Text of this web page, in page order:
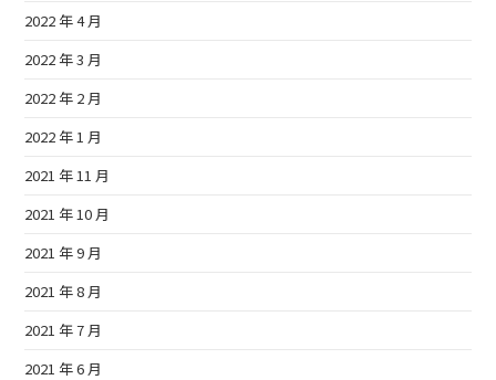
2022 年 4 月
2022 年 3 月
2022 年 2 月
2022 年 1 月
2021 年 11 月
2021 年 10 月
2021 年 9 月
2021 年 8 月
2021 年 7 月
2021 年 6 月